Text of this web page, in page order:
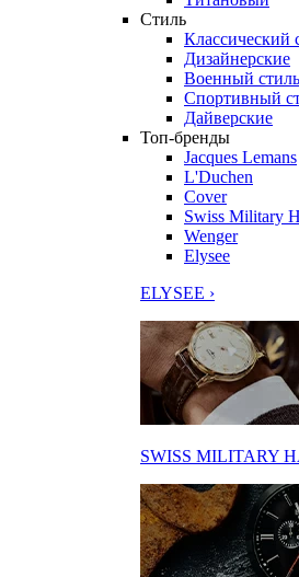
Стиль
Классический
Дизайнерские
Военный стиль
Спортивный
Дайверские
Топ-бренды
Jacques Lemans
L'Duchen
Cover
Swiss Military
Wenger
Elysee
ELYSEE ›
SWISS MILITARY